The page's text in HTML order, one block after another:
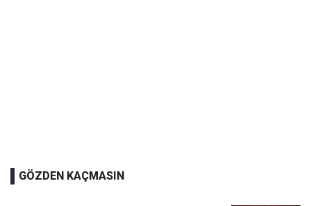
GÖZDEN KAÇMASIN